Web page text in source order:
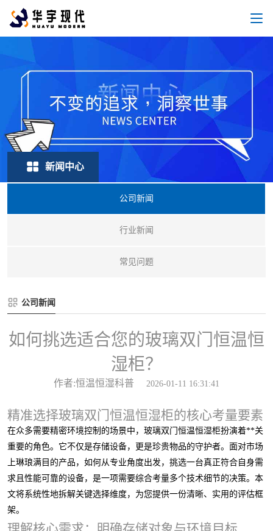
新闻中心
公司新闻
行业新闻
常见问题
公司新闻
如何挑选适合您的玻璃双门恒温恒
湿柜？
作者:恒温恒湿科普 2026-01-11 16:31:41
精准选择玻璃双门恒温恒湿柜的核心考量要素
在众多需要精密环境控制的场景中，玻璃双门恒温恒湿柜扮演着**关
重要的角色。它不仅是存储设备，更是珍贵物品的守护者。面对市场
上琳琅满目的产品，如何从专业角度出发，挑选一台真正符合自身需
求且性能可靠的设备，是一项需要综合考量多个技术细节的决策。本
文将系统性地拆解关键选择维度，为您提供一份清晰、实用的评估框
架。